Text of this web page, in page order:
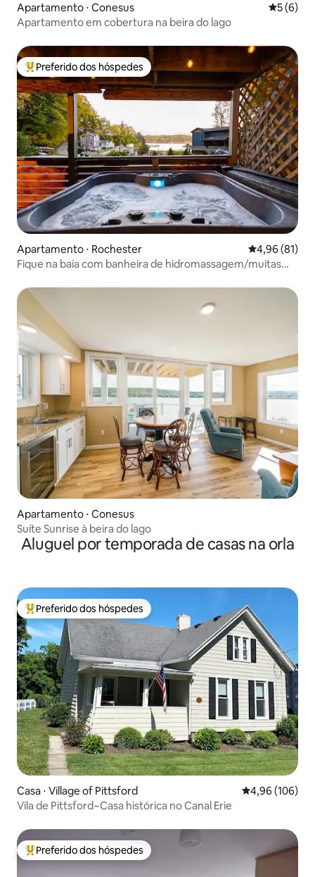
Apartamento ⋅ Conesus 5 de
5 (6)
Apartamento em cobertura na beira do lago
Entre os melhores preferidos dos hóspedes
Preferido dos hóspedes
Apartamento ⋅ Rochester 4,96 de uma
4,96 (81)
Fique na baía com banheira de hidromassagem/muitas
Apartamento ⋅ Conesus
Suíte Sunrise à beira do lago
Aluguel por temporada de casas na orla
Entre os melhores preferidos dos hóspedes
Preferido dos hóspedes
Casa ⋅ Village of Pittsford 4,96 de uma
4,96 (106)
Vila de Pittsford~Casa histórica no Canal Erie
Entre os melhores preferidos dos hóspedes
Preferido dos hóspedes